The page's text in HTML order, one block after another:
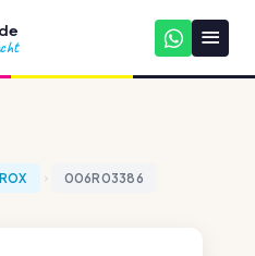
006R03386